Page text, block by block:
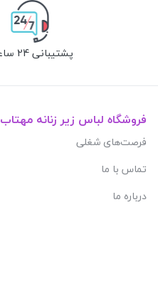
پشتیبانی 24 ساعته
فروشگاه لباس زیر زنانه مهتاب
فرصت‌های شغلی
تماس با ما
درباره ما